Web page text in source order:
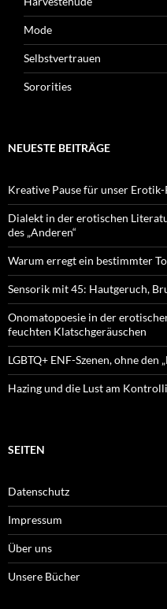
Mode
Selbstvertrauen
Sororities
NEUESTE BEITRÄGE
Kreative Pause für unser
Dialekt in der erotischen
des „Anderen“
Warum erregt ein bestimmter
Sensorik mit 45: Hautgeruch,
Onomatopoesie in der
feuchten Klatschgeräuschen
LGBTQ+ ENF-Szenen, ohne den
Hazing und die Lust am
SEITEN
Datenschutz
Impressum
Über uns
Unsere Bücher